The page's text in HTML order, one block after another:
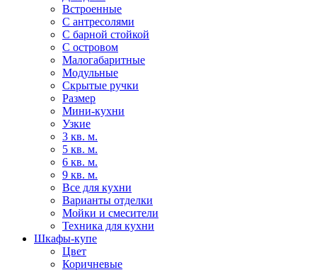
Встроенные
С антресолями
С барной стойкой
С островом
Малогабаритные
Модульные
Скрытые ручки
Размер
Мини-кухни
Узкие
3 кв. м.
5 кв. м.
6 кв. м.
9 кв. м.
Все для кухни
Варианты отделки
Мойки и смесители
Техника для кухни
Шкафы-купе
Цвет
Коричневые